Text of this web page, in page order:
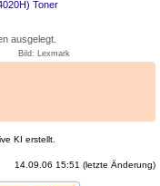
ausgelegt.
Bild: Lexmark
KI erstellt.
14.09.06 15:51 (letzte Änderung)